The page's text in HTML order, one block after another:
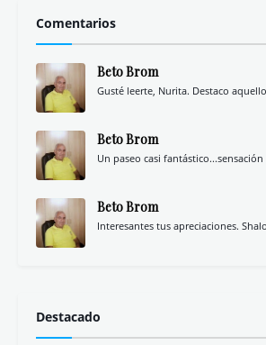
Comentarios
Beto Brom
Gusté leerte, Nurita. Destaco
Beto Brom
Un paseo casi
Beto Brom
Interesantes tus apreciaciones.
Destacado